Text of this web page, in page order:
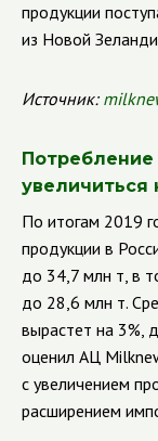
продукции
из Новой
Источник:
увеличиться
По итогам 2019
продукции в
до 34,7 млн т, в
до 28,6 млн т.
вырастет на 3%,
оценил АЦ
с увеличением
расширением